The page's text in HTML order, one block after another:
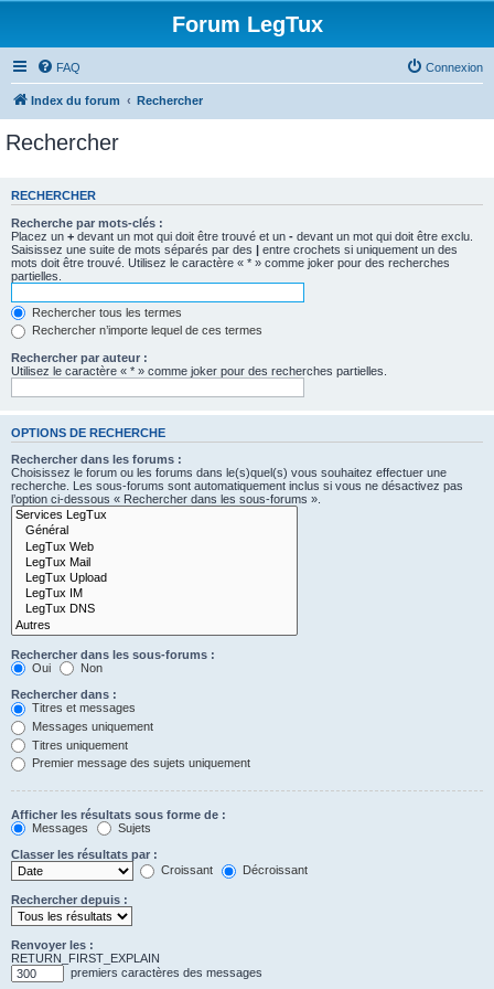
Forum LegTux
FAQ Connexion
Index du forum Rechercher
Rechercher
RECHERCHER
Recherche par mots-clés :
Placez un + devant un mot qui doit être trouvé et un - devant un mot qui doit être exclu.
Saisissez une suite de mots séparés par des | entre crochets si uniquement un des
mots doit être trouvé. Utilisez le caractère « * » comme joker pour des recherches
partielles.
Rechercher tous les termes
Rechercher n’importe lequel de ces termes
Rechercher par auteur :
Utilisez le caractère « * » comme joker pour des recherches partielles.
OPTIONS DE RECHERCHE
Rechercher dans les forums :
Choisissez le forum ou les forums dans le(s)quel(s) vous souhaitez effectuer une
recherche. Les sous-forums sont automatiquement inclus si vous ne désactivez pas
l’option ci-dessous « Rechercher dans les sous-forums ».
Rechercher dans les sous-forums :
Oui
Non
Rechercher dans :
Titres et messages
Messages uniquement
Titres uniquement
Premier message des sujets uniquement
Afficher les résultats sous forme de :
Messages
Sujets
Classer les résultats par :
Croissant
Décroissant
Rechercher depuis :
Renvoyer les :
RETURN_FIRST_EXPLAIN
premiers caractères des messages